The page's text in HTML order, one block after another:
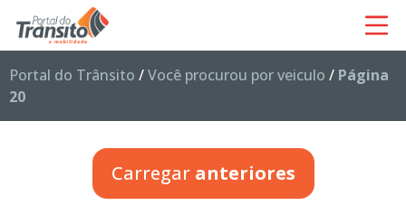
Portal do Trânsito /Você procurou por veiculo / Página
20
Carregar anteriores